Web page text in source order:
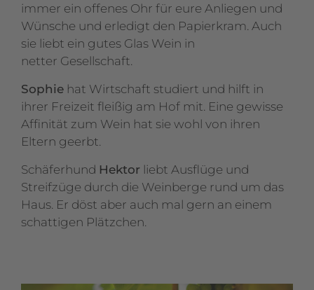
immer ein offenes Ohr für eure Anliegen und
Wünsche und erledigt den Papierkram. Auch
sie liebt ein gutes Glas Wein in
netter Gesellschaft.
Sophie hat Wirtschaft studiert und hilft in
ihrer Freizeit fleißig am Hof mit. Eine gewisse
Affinität zum Wein hat sie wohl von ihren
Eltern geerbt.
Schäferhund Hektor liebt Ausflüge und
Streifzüge durch die Weinberge rund um das
Haus. Er döst aber auch mal gern an einem
schattigen Plätzchen.